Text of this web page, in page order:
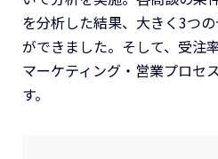
を分析した結果、大きく3つ
ができました。そして、受注
マーケティング・営業プロセ
す。